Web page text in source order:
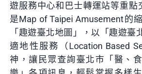
遊服務中心和巴士轉運站等重點
是Map of Taipei Amusement的
「趣遊臺北地圖」，以「趣遊臺
適地性服務（Location Based
神，讓民眾查詢臺北市「醫、